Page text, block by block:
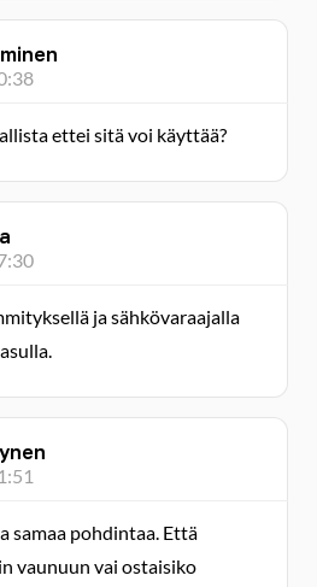
ettei sitä voi käyttää?
ja sähkövaraajalla
samaa pohdintaa. Että
vaunuun vai ostaisiko